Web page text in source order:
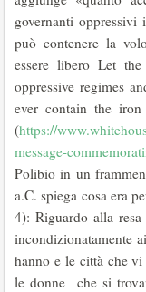
governanti
può contenere la
essere libero Let
oppressive regimes
ever contain the
(https://
message-
Polibio in un
a.C. spiega cosa era
4): Riguardo alla resa
incondizionatamente
hanno e le città che
le donne che si